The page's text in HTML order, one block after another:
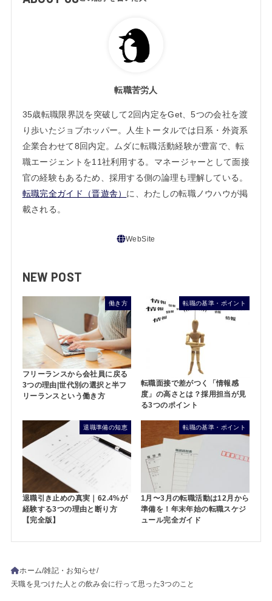
転職苦労人
35歳転職限界説を突破して2回内定をGet、5つの会社を渡
り歩いたジョブホッパー。人生トータルでは日系・外資系
企業合わせて8回内定。ムダに転職活動経験が豊富で、転
職エージェントを11社利用する。マネージャーとして面接
官の経験もあるため、採用する側の論理も理解している。
転職完全ガイド（晋遊舎） に、わたしの転職ノウハウが掲
載される。
NEW POST
働き方
フリーランスから会社員に戻る
3つの理由|世代別の選択と半フ
リーランスという働き方
転職の基準・ポイント
転職面接で差がつく「情報感
度」の高さとは？採用担当が見
る3つのポイント
退職準備の知恵
退職引き止めの真実｜62.4%が
経験する3つの理由と断り方
【完全版】
転職の基準・ポイント
1月〜3月の転職活動は12月から
準備を！年末年始の転職スケジ
ュール完全ガイド
ホーム 雑記・お知らせ
天職を見つけた人との飲み会に行って思った3つのこと